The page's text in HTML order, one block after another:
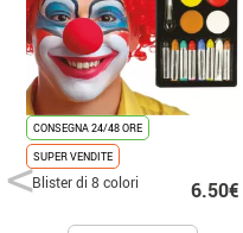
CONSEGNA 24/48 ORE
SUPER VENDITE
Blister di 8 colori 6.50€